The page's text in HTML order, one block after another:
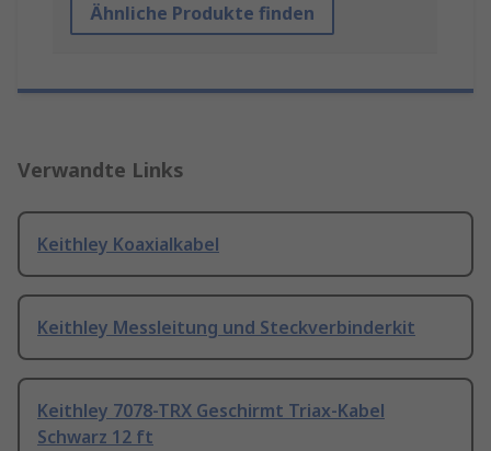
Ähnliche Produkte finden
Verwandte Links
Keithley Koaxialkabel
Keithley Messleitung und Steckverbinderkit
Keithley 7078-TRX Geschirmt Triax-Kabel
Schwarz 12 ft